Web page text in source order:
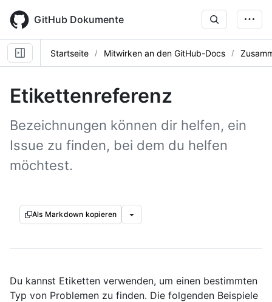
main
content
GitHub Dokumente
Startseite Mitwirken an den GitHub-Docs
Etikettenreferenz
Bezeichnungen können dir helfen, ein
Issue zu finden, bei dem du helfen
möchtest.
Als Markdown kopieren
Du kannst Etiketten verwenden, um einen bestimmten
Typ von Problemen zu finden. Die folgenden Beispiele